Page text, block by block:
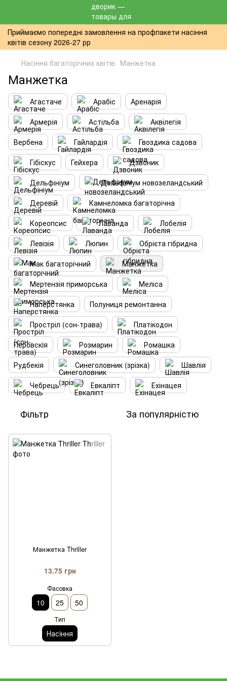
Приймаємо попередні замовлення на профпакети насіння
квітів сезону 2026-27 рр
Насіння багаторічних квітів Манжетка
Манжетка
Агастаче Арабіс
Аренарія
Армерія
Астільба
Аквілегія
Вербена
Гайлардія
Гвоздика садова
Гібіскус
Гейхера
Дзвоник
Дельфініум
Дельфініум новозеландський
Деревій
Камнеломка багаторічна
Кореопсис
Лаванда
Лобелія
Левізія
Люпин
Обрієта гібридна
Мак багаторічний
Манжетка
Мертензія приморська
Меліса
Наперстянка
Полуниця ремонтанна
Простріл (сон-трава)
Платікодон
Перовскiя
Розмарин
Ромашка
Рудбекія
Синеголовник (зрізка)
Шавлія
Чебрець
Евкаліпт Ехінацея
Фільтр За популярністю
Манжетка Thriller
13.75 грн
Фасовка
10 25 50
Тип
Насiння